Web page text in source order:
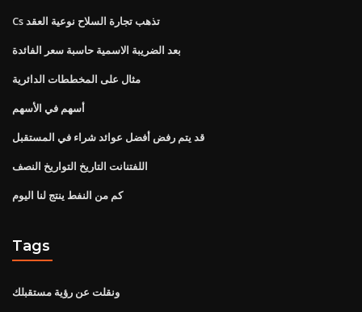
Cs تذهب تجارة السلاح نوعية العقد
بعد الضريبة الاسمية حاسبة سعر الفائدة
مثال على المخططات الدائرية
أسهم في الأسهم
قد يتم رفض أفضل عوائد شراء في المستقبل
اللفتنانت التاريخ التواريخ النصف
كم من النفط ينتج لنا اليوم
Tags
ونقلت عن رؤية مستقبلك